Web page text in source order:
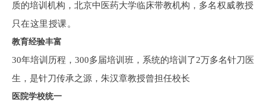
质的培训机构，北京中医药大学临床带教机构， 多名权威教授
只在这里授课。
教育经验丰富
30年培训历程， 300多届培训班，系统的培训了2万多名针刀医
生，是针刀传承之源，朱汉章教授曾担任校长
医院学校统一